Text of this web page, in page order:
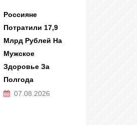
Россияне
Потратили 17,9
Млрд Рублей На
Мужское
Здоровье За
Полгода
07.08.2026